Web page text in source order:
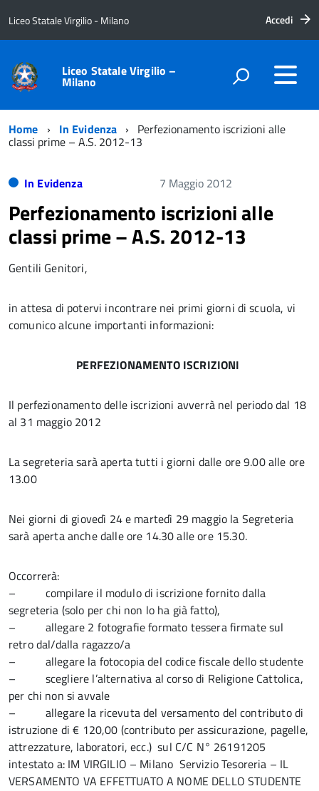
Liceo Statale Virgilio - Milano Accedi
Liceo Statale Virgilio –
Milano
Home In Evidenza Perfezionamento iscrizioni alle
classi prime – A.S. 2012-13
In Evidenza 7 Maggio 2012
Perfezionamento iscrizioni alle
classi prime – A.S. 2012-13
Gentili Genitori,
in attesa di potervi incontrare nei primi giorni di scuola, vi
comunico alcune importanti informazioni:
PERFEZIONAMENTO ISCRIZIONI
Il perfezionamento delle iscrizioni avverrà nel periodo dal 18
al 31 maggio 2012
La segreteria sarà aperta tutti i giorni dalle ore 9.00 alle ore
13.00
Nei giorni di giovedì 24 e martedì 29 maggio la Segreteria
sarà aperta anche dalle ore 14.30 alle ore 15.30.
Occorrerà:
– compilare il modulo di iscrizione fornito dalla
segreteria (solo per chi non lo ha già fatto),
– allegare 2 fotografie formato tessera firmate sul
retro dal/dalla ragazzo/a
– allegare la fotocopia del codice fiscale dello studente
– scegliere l’alternativa al corso di Religione Cattolica,
per chi non si avvale
– allegare la ricevuta del versamento del contributo di
istruzione di € 120,00 (contributo per assicurazione, pagelle,
attrezzature, laboratori, ecc.) sul C/C N° 26191205
intestato a: IM VIRGILIO – Milano Servizio Tesoreria – IL
VERSAMENTO VA EFFETTUATO A NOME DELLO STUDENTE